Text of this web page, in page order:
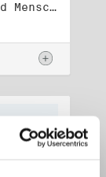
Titel: Initiative Frieden und Menschenrechte (1)